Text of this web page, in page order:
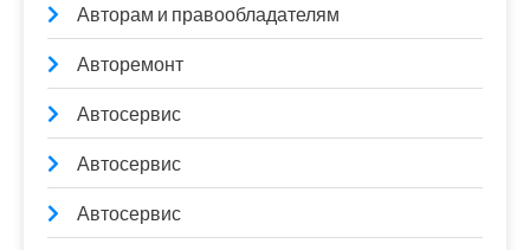
Авторам и правообладателям
Авторемонт
Автосервис
Автосервис
Автосервис